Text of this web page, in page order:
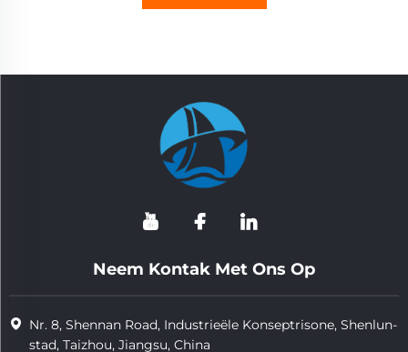
Neem Kontak Met Ons Op
Nr. 8, Shennan Road, Industrieële Konseptrisone, Shenlun-
stad, Taizhou, Jiangsu, China